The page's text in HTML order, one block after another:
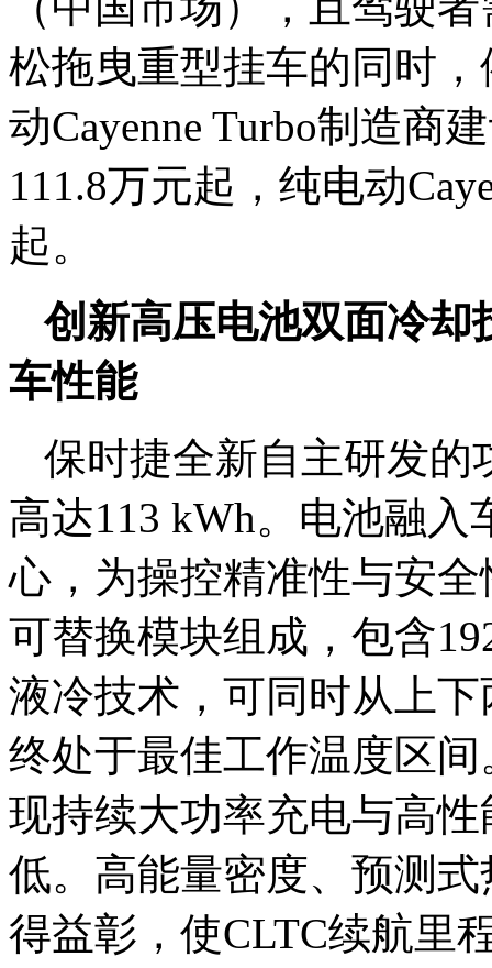
松拖曳重型挂车的同时
动Cayenne Turbo制造商
111.8万元起，纯电动
起。
创新高压电池双面冷却
车性能
保时捷全新自主研发的
高达113 kWh。电池融
心，为操控精准性与安
可替换模块组成，包含
液冷技术，可同时从上
终处于最佳工作温度区
现持续大功率充电与高
低。高能量密度、预测
得益彰，使CLTC续航里